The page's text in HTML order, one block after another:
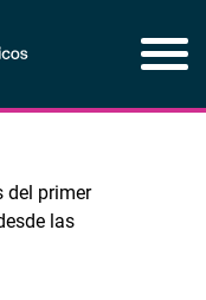
del primer
las